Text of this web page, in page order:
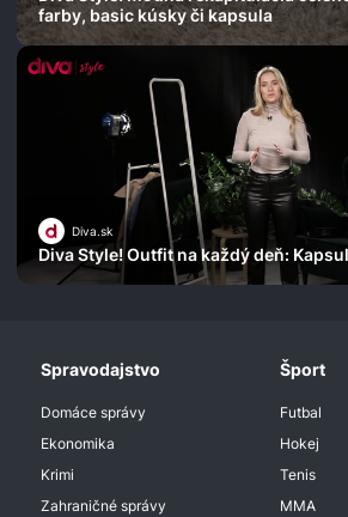
farby, basic kúsky či kapsula
Diva.sk
Diva Style! Outfit na každý deň:
Spravodajstvo
Domáce správy
Ekonomika
Krimi
Zahraničné správy
Šport
Futbal
Hokej
Tenis
MMA